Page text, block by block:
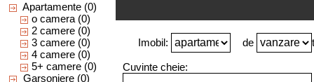
Apartamente (0)
o camera (0)
2 camere (0)
3 camere (0)
4 camere (0)
5+ camere (0)
Garsoniere (0)
Imobil: de
Cuvinte cheie: